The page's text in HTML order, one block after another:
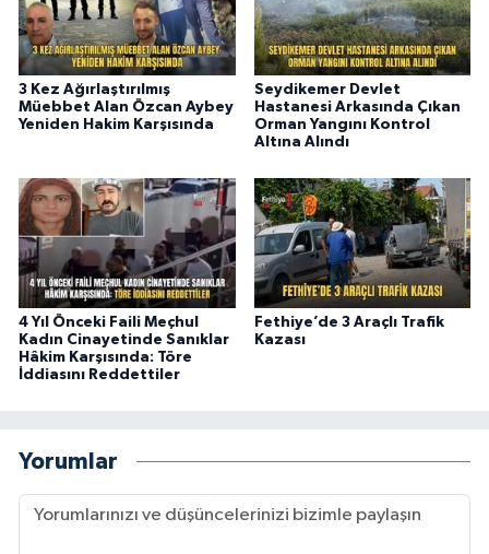
3 Kez Ağırlaştırılmış
Müebbet Alan Özcan Aybey
Yeniden Hakim Karşısında
Seydikemer Devlet
Hastanesi Arkasında Çıkan
Orman Yangını Kontrol
Altına Alındı
4 Yıl Önceki Faili Meçhul
Kadın Cinayetinde Sanıklar
Hâkim Karşısında: Töre
İddiasını Reddettiler
Fethiye’de 3 Araçlı Trafik
Kazası
Yorumlar